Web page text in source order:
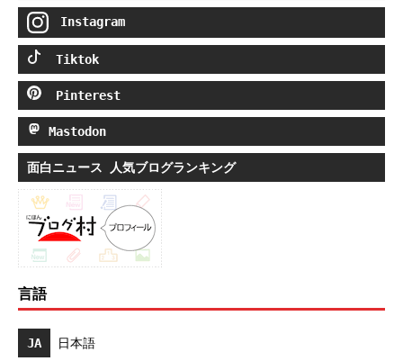
Instagram
Tiktok
Pinterest
Mastodon
面白ニュース 人気ブログランキング
言語
JA 日本語